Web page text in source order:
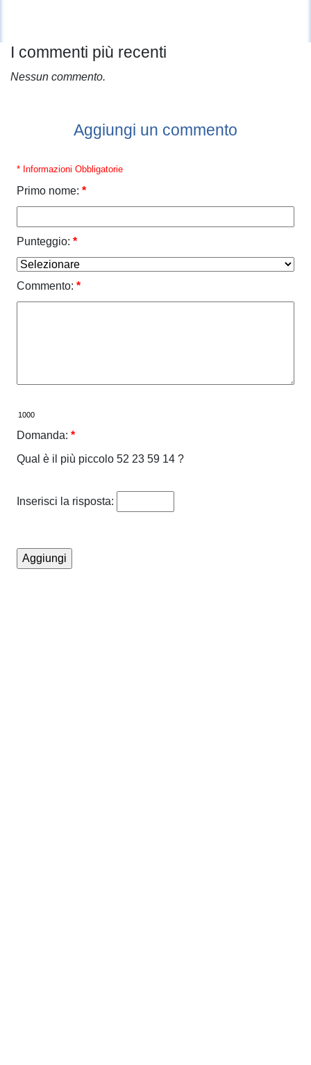
I commenti più recenti
Nessun commento.
Aggiungi un commento
* Informazioni Obbligatorie
Primo nome: *
Punteggio: *
Commento: *
Domanda: *
Qual è il più piccolo 52 23 59 14 ?
Inserisci la risposta: